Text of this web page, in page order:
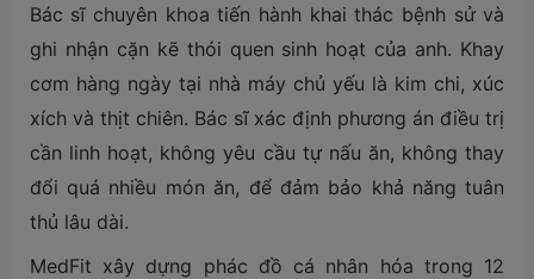
Bác sĩ chuyên khoa tiến hành khai thác bệnh sử và
ghi nhận cặn kẽ thói quen sinh hoạt của anh. Khay
cơm hàng ngày tại nhà máy chủ yếu là kim chi, xúc
xích và thịt chiên. Bác sĩ xác định phương án điều trị
cần linh hoạt, không yêu cầu tự nấu ăn, không thay
đổi quá nhiều món ăn, để đảm bảo khả năng tuân
thủ lâu dài.
MedFit xây dựng phác đồ cá nhân hóa trong 12